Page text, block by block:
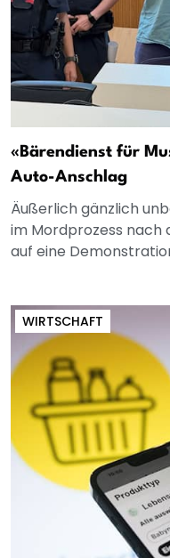
«Bärendienst für
Auto-Anschlag
Äußerlich gänzlich
im Mordprozess
auf eine
WIRTSCHAFT